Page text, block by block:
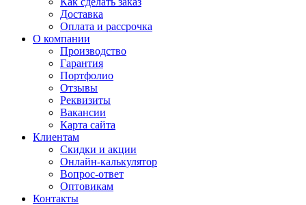
Доставка
Оплата и рассрочка
О компании
Производство
Гарантия
Портфолио
Отзывы
Реквизиты
Вакансии
Карта сайта
Клиентам
Скидки и акции
Онлайн-калькулятор
Вопрос-ответ
Оптовикам
Контакты